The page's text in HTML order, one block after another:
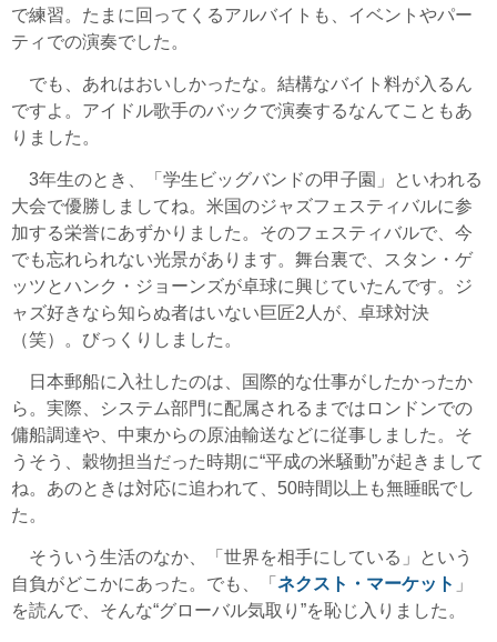
で練習。たまに回ってくるアルバイトも、イベントやパー
ティでの演奏でした。
でも、あれはおいしかったな。結構なバイト料が入るん
ですよ。アイドル歌手のバックで演奏するなんてこともあ
りました。
3年生のとき、「学生ビッグバンドの甲子園」といわれる
大会で優勝しましてね。米国のジャズフェスティバルに参
加する栄誉にあずかりました。そのフェスティバルで、今
でも忘れられない光景があります。舞台裏で、スタン・ゲ
ッツとハンク・ジョーンズが卓球に興じていたんです。ジ
ャズ好きなら知らぬ者はいない巨匠2人が、卓球対決
（笑）。びっくりしました。
日本郵船に入社したのは、国際的な仕事がしたかったか
ら。実際、システム部門に配属されるまではロンドンでの
傭船調達や、中東からの原油輸送などに従事しました。そ
うそう、穀物担当だった時期に“平成の米騒動”が起きまして
ね。あのときは対応に追われて、50時間以上も無睡眠でし
た。
そういう生活のなか、「世界を相手にしている」という
自負がどこかにあった。でも、「 ネクスト・マーケット 」
を読んで、そんな“グローバル気取り”を恥じ入りました。